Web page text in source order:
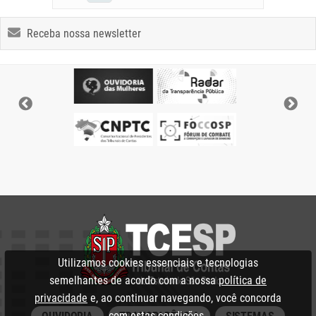
Receba nossa newsletter
Utilizamos cookies essenciais e tecnologias
semelhantes de acordo com a nossapolítica de
privacidade e, ao continuar navegando, você concorda